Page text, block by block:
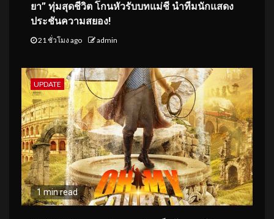
ยา” ทุ่มสุดชีวิต โกนหัวรับบทแม่ชี นำทีมนักแสดง
ประชันความสยอง!
21 ชั่วโมง ago admin
UPDATE
1 min read